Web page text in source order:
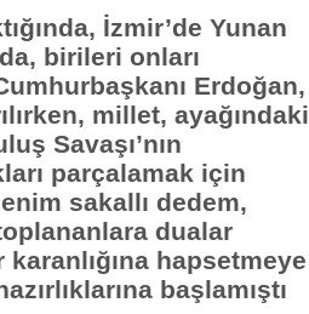
İzmir’de Yunan
birileri onları
Erdoğan,
millet, ayağındaki
Savaşı’nın
parçalamak için
sakallı dedem,
dualar
hapsetmeye
başlamıştı